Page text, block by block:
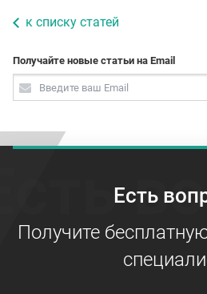
к списку статей
Получайте новые статьи на Email
Есть
Получите